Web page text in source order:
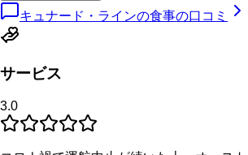
キュナード・ラインの食事の口コミ
サービス
3.0